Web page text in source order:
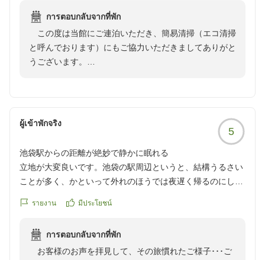
https://review.travel.rakuten.co.jp/hotel/voice/192?
reviewId=33123478309536
การตอบกลับจากที่พัก
この度は当館にご連泊いただき、簡易清掃（エコ清掃
と呼んでおります）にもご協力いただきましてありがと
うございます。
私も先日、6月22日にオープンしたばかりのホテルル
ートインGrand 佐久平駅南に伺い、帰京したばかりで
す。やはり同じグループのホテルへの宿泊は、同じ環境
下での仕事ということもあり「人の振り見て我が振り直
せ」のことわざを痛感することばかり…今後の自分自身
これからもお客様に支持していただけますホテル作り
をどうぞよろしくお願いいたします。
ผู้เข้าพักจริง
5
池袋駅からの距離が絶妙で静かに眠れる
立地が大変良いです。池袋の駅周辺というと、結構うるさい
ことが多く、かといって外れのほうでは夜遅く帰るのにしん
く、よかったです。建ったのは結構前だと思うのですが古く
て寝やすかったです。
クチコミの詳細はこちらから
รายงาน มีประโยชน์
การตอบกลับจากที่พัก
お客様のお声を拝見して、その旅慣れたご様子･･･ご